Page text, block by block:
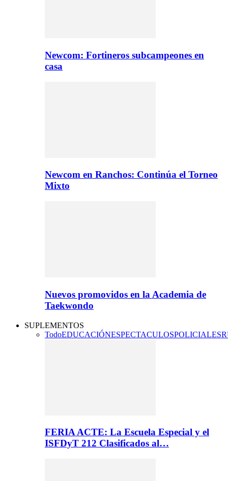
Newcom: Fortineros subcampeones en
casa
Newcom en Ranchos: Continúa el Torneo
Mixto
Nuevos promovidos en la Academia de
Taekwondo
SUPLEMENTOS
TodoEDUCACIÓNESPECTACULOSPOLICIALES
FERIA ACTE: La Escuela Especial y el
ISFDyT 212 Clasificados al…